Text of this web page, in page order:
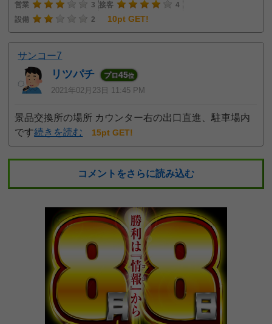
営業 3 接客
4
設備
2 10pt GET!
サンコー7
リツパチ プロ45位
2021年02月23日 11:45 PM
景品交換所の場所 カウンター右の出口直進、駐車場内
です続きを読む 15pt GET!
コメントをさらに読み込む